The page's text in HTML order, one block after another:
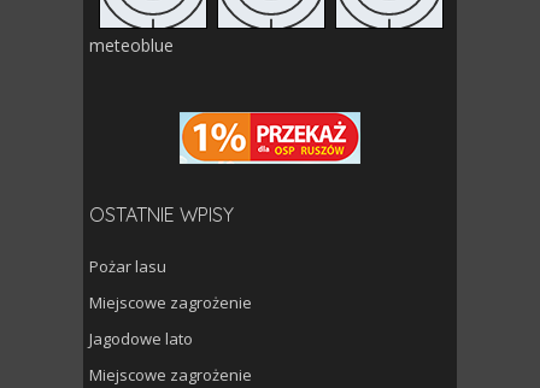
meteoblue
OSTATNIE WPISY
Pożar lasu
Miejscowe zagrożenie
Jagodowe lato
Miejscowe zagrożenie